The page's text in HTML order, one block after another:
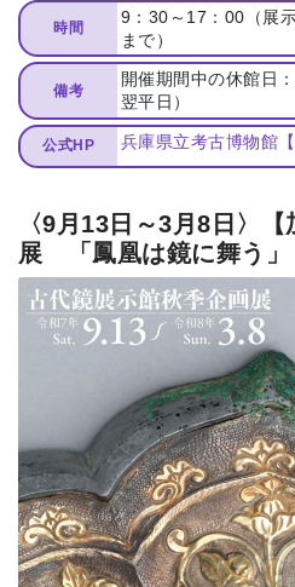
時間
9：30～17：00（展
まで）
備考
開催期間中の休館日
翌平日）
公式HP 兵庫県立考古博物館【
〈9月13日～3月8日〉
展 「鳳凰は鏡に舞う」